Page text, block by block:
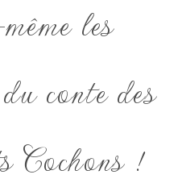
les
conte des
Cochons !